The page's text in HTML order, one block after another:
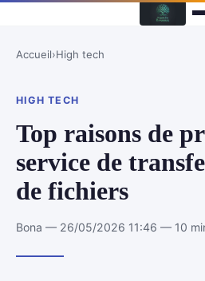
Accueil›High tech
HIGH TECH
Top raisons de
service de
de fichiers
Bona — 26/05/2026 11:46 — 10